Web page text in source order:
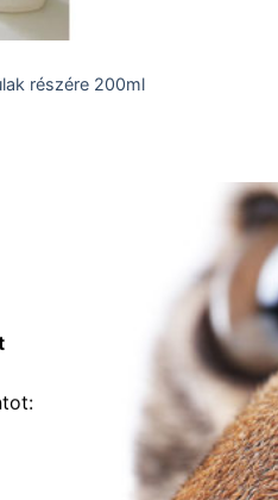
részére 200ml